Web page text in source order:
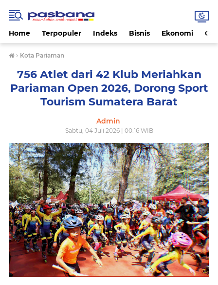
Home Terpopuler Indeks Bisnis Ekonomi
› Kota Pariaman
756 Atlet dari 42 Klub Meriahkan
Pariaman Open 2026, Dorong Sport
Tourism Sumatera Barat
Admin
Sabtu, 04 Juli 2026 | 00:16 WIB